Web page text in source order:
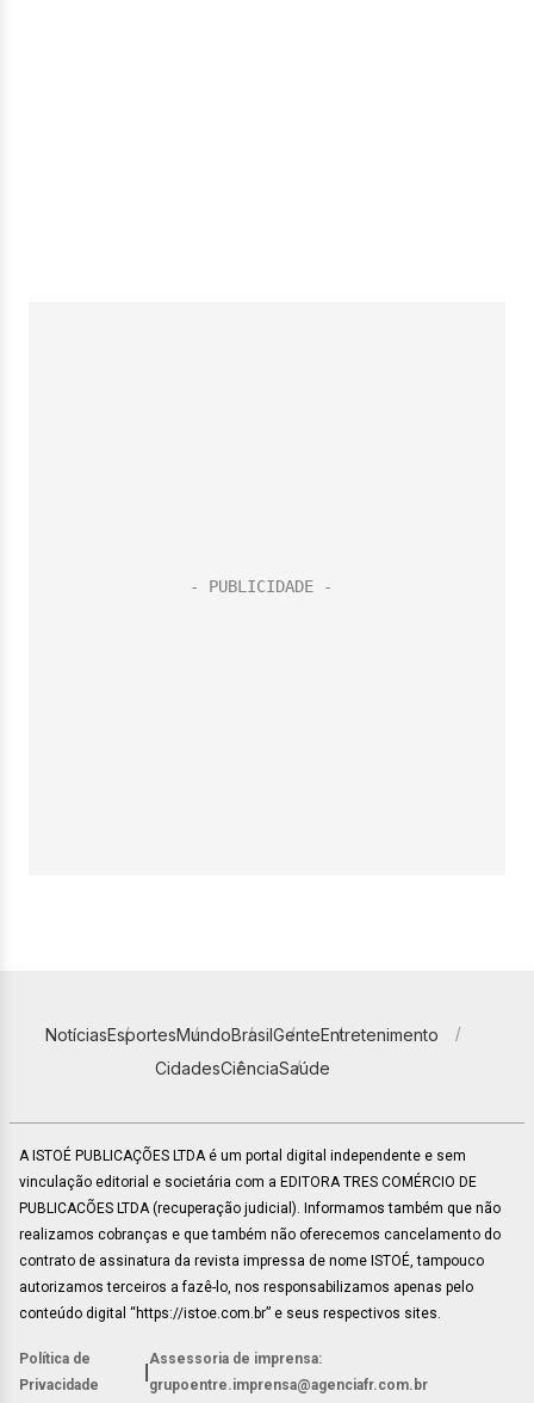
NotíciasEsportesMundoBrasilGenteEntretenimento
CidadesCiênciaSaúde
A ISTOÉ PUBLICAÇÕES LTDA é um portal digital independente e sem
vinculação editorial e societária com a EDITORA TRES COMÉRCIO DE
PUBLICACÕES LTDA (recuperação judicial). Informamos também que não
realizamos cobranças e que também não oferecemos cancelamento do
contrato de assinatura da revista impressa de nome ISTOÉ, tampouco
autorizamos terceiros a fazê-lo, nos responsabilizamos apenas pelo
conteúdo digital “https://istoe.com.br” e seus respectivos sites.
Política de
Privacidade
Assessoria de imprensa:
grupoentre.imprensa@agenciafr.com.br